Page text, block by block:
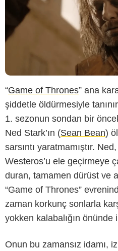
“Game of Thrones” ana
şiddetle öldürmesiyle
1. sezonun sondan bir
Ned Stark’ın (Sean Bean)
sarsıntı yaratmamıştır.
Westeros’u ele geçirmeye
duran, tamamen dürüst ve
“Game of Thrones”
zaman korkunç sonlarla
yokken kalabalığın önünde
Onun bu zamansız idamı,